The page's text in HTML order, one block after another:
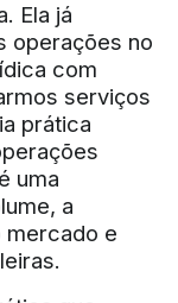
Ela já
operações no
com
serviços
prática
uma
a
mercado e